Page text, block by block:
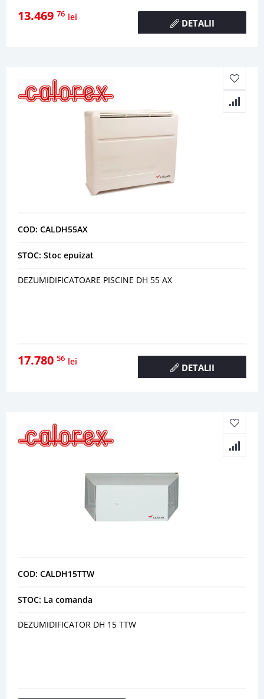
13.469 76 lei
DETALII
COD: CALDH55AX
STOC: Stoc epuizat
DEZUMIDIFICATOARE PISCINE DH 55 AX
17.780 56 lei
DETALII
COD: CALDH15TTW
STOC: La comanda
DEZUMIDIFICATOR DH 15 TTW